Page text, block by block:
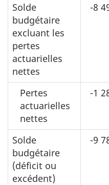
Solde
budgétaire
excluant les
pertes
actuarielles
nettes
-8
Pertes
actuarielles
nettes
-1
Solde
budgétaire
(déficit ou
excédent)
-9